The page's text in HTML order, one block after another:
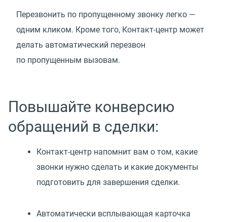
Перезвонить по пропущенному звонку легко —
одним кликом. Кроме того, Контакт-центр может
делать автоматический перезвон
по пропущенным вызовам.
Повышайте конверсию
обращений в сделки:
Контакт-центр напомнит вам о том, какие
звонки нужно сделать и какие документы
подготовить для завершения сделки.
Автоматически всплывающая карточка